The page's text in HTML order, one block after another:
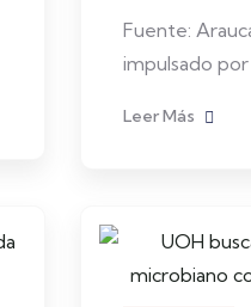
Fuente:
impulsado por
Leer Más